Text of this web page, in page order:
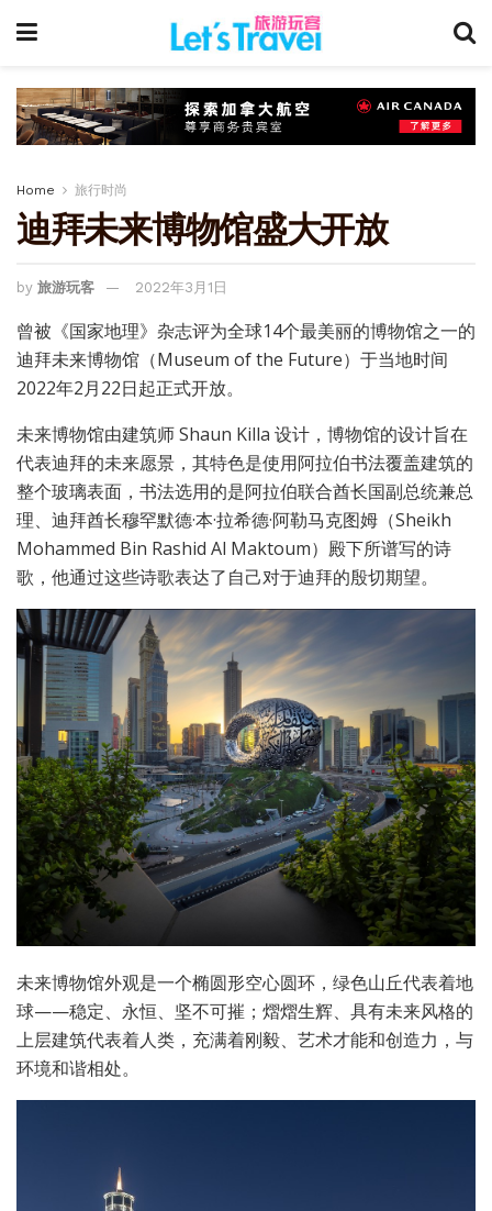
Home 旅行时尚
迪拜未来博物馆盛大开放
by 旅游玩客 2022年3月1日
曾被《国家地理》杂志评为全球14个最美丽的博物馆之一的
迪拜未来博物馆（Museum of the Future）于当地时间
2022年2月22日起正式开放。
未来博物馆由建筑师 Shaun Killa 设计，博物馆的设计旨在
代表迪拜的未来愿景，其特色是使用阿拉伯书法覆盖建筑的
整个玻璃表面，书法选用的是阿拉伯联合酋长国副总统兼总
理、迪拜酋长穆罕默德·本·拉希德·阿勒马克图姆（Sheikh
Mohammed Bin Rashid Al Maktoum）殿下所谱写的诗
歌，他通过这些诗歌表达了自己对于迪拜的殷切期望。
未来博物馆外观是一个椭圆形空心圆环，绿色山丘代表着地
球——稳定、永恒、坚不可摧；熠熠生辉、具有未来风格的
上层建筑代表着人类，充满着刚毅、艺术才能和创造力，与
环境和谐相处。